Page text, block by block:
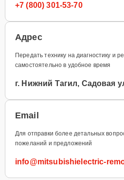
+7 (800) 301-53-70
Адрес
Передать технику на диагностику и
самостоятельно в удобное время
г. Нижний Тагил, Садовая
Email
Для отправки более детальных
пожеланий и предложений
info@mitsubishielectric-